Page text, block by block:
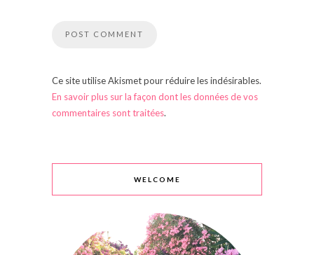
Ce site utilise Akismet pour réduire les indésirables.
En savoir plus sur la façon dont les données de vos
commentaires sont traitées.
WELCOME